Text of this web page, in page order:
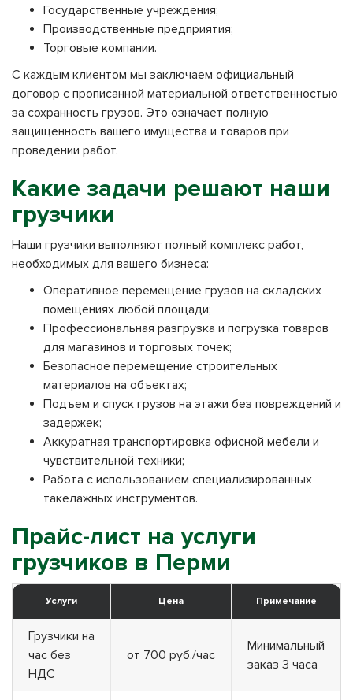
Государственные учреждения;
Производственные предприятия;
Торговые компании.
С каждым клиентом мы заключаем официальный
договор с прописанной материальной ответственностью
за сохранность грузов. Это означает полную
защищенность вашего имущества и товаров при
проведении работ.
Какие задачи решают наши
грузчики
Наши грузчики выполняют полный комплекс работ,
необходимых для вашего бизнеса:
Оперативное перемещение грузов на складских
помещениях любой площади;
Профессиональная разгрузка и погрузка товаров
для магазинов и торговых точек;
Безопасное перемещение строительных
материалов на объектах;
Подъем и спуск грузов на этажи без повреждений и
задержек;
Аккуратная транспортировка офисной мебели и
чувствительной техники;
Работа с использованием специализированных
такелажных инструментов.
Прайс-лист на услуги
грузчиков в Перми
Услуги Цена Примечание
Грузчики на
час без
НДС
от 700 руб./час
Минимальный
заказ 3 часа